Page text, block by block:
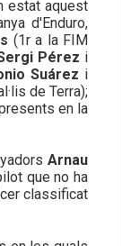
estat aquest
d'Enduro,
(1r a la FIM
Pérez i
Suárez i
de Terra);
en la
Arnau
que no ha
classificat